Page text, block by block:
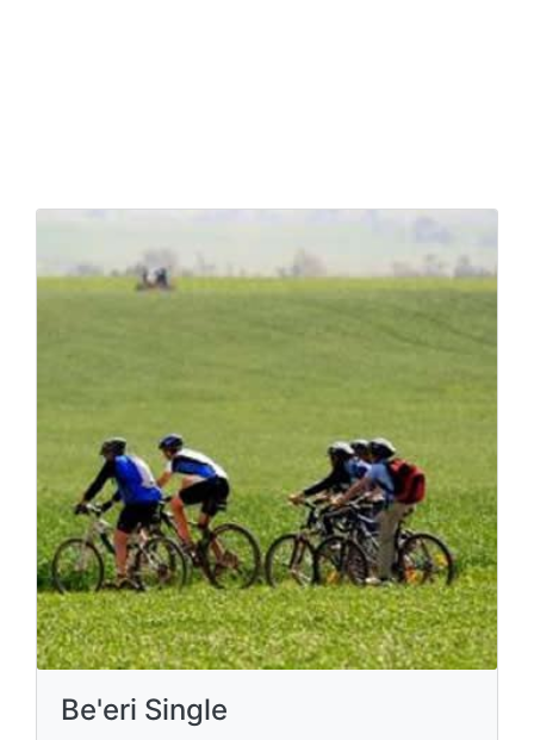
Be'eri Single